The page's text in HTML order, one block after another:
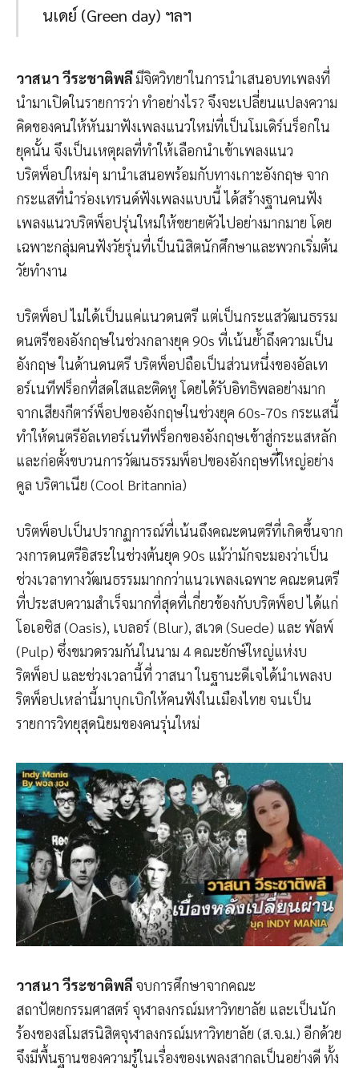
นเดย์ (Green day) ฯลฯ
วาสนา วีระชาติพลีมีจิตวิทยาในการนําเสนอบทเพลงที่
นำมาเปิดในรายการว่า ทําอย่างไร? จึงจะเปลี่ยนแปลงความ
คิดของคนให้หันมาฟังเพลงแนวใหม่ที่เป็นโมเดิร์นร็อกใน
ยุคนั้น จึงเป็นเหตุผลที่ทําให้เลือกนําเข้าเพลงแนว
บริตพ็อปใหม่ๆ มานําเสนอพร้อมกับทางเกาะอังกฤษ จาก
กระแสที่นําร่องเทรนด์ฟังเพลงแบบนี้ ได้สร้างฐานคนฟัง
เพลงแนวบริตพ็อปรุ่นใหม่ให้ขยายตัวไปอย่างมากมาย โดย
เฉพาะกลุ่มคนฟังวัยรุ่นที่เป็นนิสิตนักศึกษาและพวกเริ่มต้น
วัยทำงาน
บริตพ็อป ไม่ได้เป็นแค่แนวดนตรี แต่เป็นกระแสวัฒนธรรม
ดนตรีของอังกฤษในช่วงกลางยุค 90s ที่เน้นย้ำถึงความเป็น
อังกฤษ ในด้านดนตรี บริตพ็อปถือเป็นส่วนหนึ่งของอัลเท
อร์เนทีฟร็อกที่สดใสและติดหู โดยได้รับอิทธิพลอย่างมาก
จากเสียงกีตาร์พ็อปของอังกฤษในช่วงยุค 60s-70s กระแสนี้
ทำให้ดนตรีอัลเทอร์เนทีฟร็อกของอังกฤษเข้าสู่กระแสหลัก
และก่อตั้งขบวนการวัฒนธรรมพ็อปของอังกฤษที่ใหญ่อย่าง
คูล บริตาเนีย (Cool Britannia)
บริตพ็อปเป็นปรากฏการณ์ที่เน้นถึงคณะดนตรีที่เกิดขึ้นจาก
วงการดนตรีอิสระในช่วงต้นยุค 90s แม้ว่ามักจะมองว่าเป็น
ช่วงเวลาทางวัฒนธรรมมากกว่าแนวเพลงเฉพาะ คณะดนตรี
ที่ประสบความสำเร็จมากที่สุดที่เกี่ยวข้องกับบริตพ็อป ได้แก่
โอเอซิส (Oasis), เบลอร์ (Blur), สเวด (Suede) และ พัลพ์
(Pulp) ซึ่งขมวดรวมกันในนาม 4 คณะยักษ์ใหญ่แห่งบ
ริตพ็อป และช่วงเวลานี้ที่ วาสนา ในฐานะดีเจได้นำเพลงบ
ริตพ็อปเหล่านี้มาบุกเบิกให้คนฟังในเมืองไทย จนเป็น
รายการวิทยุสุดนิยมของคนรุ่นใหม่
วาสนา วีระชาติพลีจบการศึกษาจากคณะ
สถาปัตยกรรมศาสตร์ จุฬาลงกรณ์มหาวิทยาลัย และเป็นนัก
ร้องของสโมสรนิสิตจุฬาลงกรณ์มหาวิทยาลัย (ส.จ.ม.) อีกด้วย
จึงมีพื้นฐานของความรู้ในเรื่องของเพลงสากลเป็นอย่างดี ทั้ง